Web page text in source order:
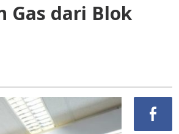
Gas dari Blok